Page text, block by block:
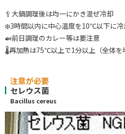
🥄大鍋調理後は均一にかき混ぜ冷却
❄️3時間以内に中心温度を10℃以下に冷
🍛前日調理のカレー等は要注意
🌡再加熱は75℃以上で1分以上（全体を
注意が必要
セレウス菌
Bacillus cereus